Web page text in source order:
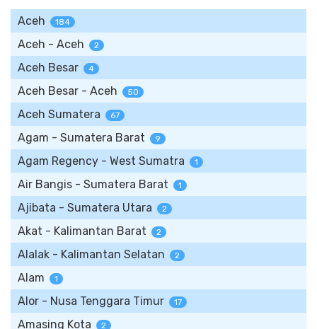
Aceh 184
Aceh - Aceh 2
Aceh Besar 4
Aceh Besar - Aceh 50
Aceh Sumatera 67
Agam - Sumatera Barat 9
Agam Regency - West Sumatra 1
Air Bangis - Sumatera Barat 1
Ajibata - Sumatera Utara 2
Akat - Kalimantan Barat 2
Alalak - Kalimantan Selatan 2
Alam 1
Alor - Nusa Tenggara Timur 17
Amasing Kota 2